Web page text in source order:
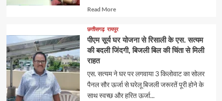
Read MoreRead
about
छत्तीसगढ़ रायपुर
पीएम सूर्य घर योजना से रिसाली के एस. सत्यम
की बदली जिंदगी, बिजली बिल की चिंता से मिली
राहत
एस. सत्यम ने घर पर लगवाया 3 किलोवाट का सोलर
पैनल सौर ऊर्जा से घरेलू बिजली जरूरतें पूरी होने के
साथ स्वच्छ और हरित ऊर्जा...